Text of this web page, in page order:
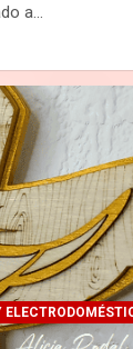
a…